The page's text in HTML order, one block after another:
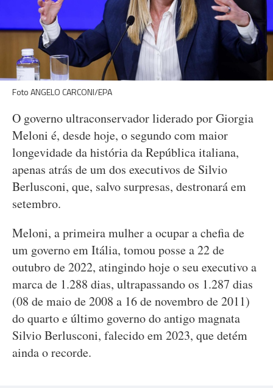
Foto ANGELO CARCONI/EPA
O governo ultraconservador liderado por Giorgia
Meloni é, desde hoje, o segundo com maior
longevidade da história da República italiana,
apenas atrás de um dos executivos de Silvio
Berlusconi, que, salvo surpresas, destronará em
setembro.
Meloni, a primeira mulher a ocupar a chefia de
um governo em Itália, tomou posse a 22 de
outubro de 2022, atingindo hoje o seu executivo a
marca de 1.288 dias, ultrapassando os 1.287 dias
(08 de maio de 2008 a 16 de novembro de 2011)
do quarto e último governo do antigo magnata
Silvio Berlusconi, falecido em 2023, que detém
ainda o recorde.